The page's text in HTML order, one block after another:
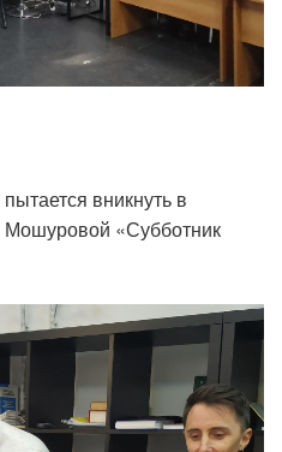
вникнуть в
«Субботник